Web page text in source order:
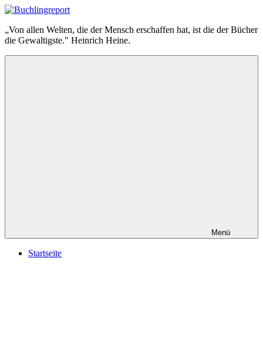
Zum
springen
Buchlingreport
„Von allen Welten, die der Mensch erschaffen hat, ist die der Bücher
die Gewaltigste." Heinrich Heine.
Menü
Startseite